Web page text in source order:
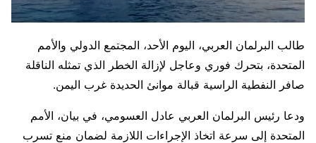
طالب البرلمان العربي، اليوم الأحد، المجتمع الدولي والأمم
المتحدة، بتحرك فوري وعاجل لإزالة الخطر الذي تمثله الناقلة
صافر النفطية الراسية قبالة موانئ الحديدة غرب اليمن.
ودعا رئيس البرلمان العربي عادل العسومي، في بيان، الأمم
المتحدة إلى سرعة اتخاذ الإجراءات اللازمة لضمان منع تسرب